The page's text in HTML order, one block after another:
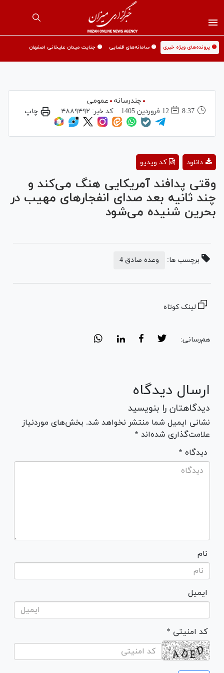
🟡 پرونده‌های ویژه خبری 🟡 سامانه‌های قضایی 🟡 جنایت میدان علیخانی اصفهان
چندرسانه
عمومی
8:37
12 فروردين 1405 کد خبر: ۴۸۸۹۴۹۲ چاپ
Video
کد ویدیو دانلود
وقتی پدافند آمریکایی هنگ می‌کند و
چند ثانیه بعد صدای انفجارهای مهیب در
بحرین شنیده می‌شود
برچسب ها: وعده صادق 4
لینک کوتاه
هم‌رسانی:
ارسال دیدگاه
دیدگاهتان را بنویسید
نشانی ایمیل شما منتشر نخواهد شد. بخش‌های موردنیاز
علامت‌گذاری شده‌اند *
* دیدگاه
نام
ایمیل
* کد امنیتی